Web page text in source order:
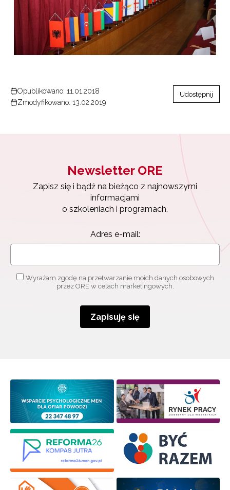
Opublikowano: 11.01.2018
Zmodyfikowano: 13.02.2019
Udostępnij
Newsletter ORE
Zapisz się i bądź na bieżąco z najnowszymi
informacjami
o szkoleniach i programach.
Adres e-mail:
Wyrażam zgodę na przetwarzanie moich danych osobowych
przez ORE w celach marketingowych.
Zapisuję się
Zapisz się i bądź na bieżąco z najnowszymi
osobowych przez ORE w celach marketingowych.
Zapisuję się